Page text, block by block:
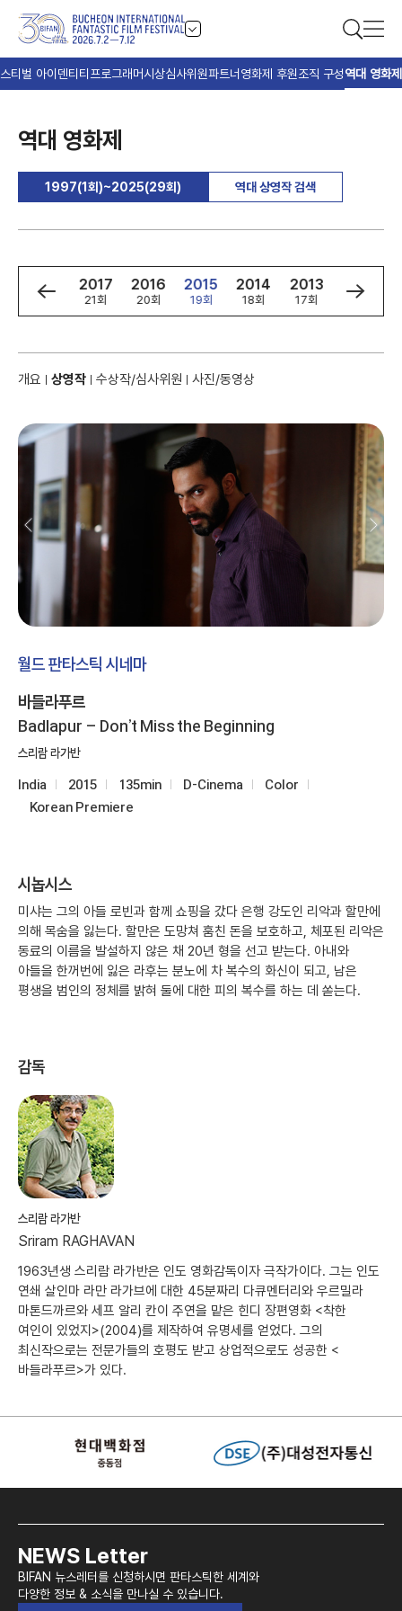
티벌 아이덴티티 프로그래머시상심사위원파트너 영화제 후원조직 구성역대 영화제
역대 영화제
1997(1회)~2025(29회) 역대 상영작 검색
2018
22회
2017
21회
2016
20회
2015
19회
2014
18회
2013
17회
2012
16회
개요 상영작 수상작/심사위원 사진/동영상
월드 판타스틱 시네마
바들라푸르
Badlapur – Don’t Miss the Beginning
스리람 라가반
India 2015 135min D-Cinema
Color
Korean Premiere
시놉시스
미샤는 그의 아들 로빈과 함께 쇼핑을 갔다 은행 강도인 리악과 할만에
의해 목숨을 잃는다. 할만은 도망쳐 훔친 돈을 보호하고, 체포된 리악은
동료의 이름을 발설하지 않은 채 20년 형을 선고 받는다. 아내와
아들을 한꺼번에 잃은 라후는 분노에 차 복수의 화신이 되고, 남은
평생을 범인의 정체를 밝혀 둘에 대한 피의 복수를 하는 데 쏟는다.
감독
스리람 라가반
Sriram RAGHAVAN
1963년생 스리람 라가반은 인도 영화감독이자 극작가이다. 그는 인도
연쇄 살인마 라만 라가브에 대한 45분짜리 다큐멘터리와 우르밀라
마톤드까르와 세프 알리 칸이 주연을 맡은 힌디 장편영화 <착한
여인이 있었지>(2004)를 제작하여 유명세를 얻었다. 그의
최신작으로는 전문가들의 호평도 받고 상업적으로도 성공한 <
바들라푸르>가 있다.
NEWS Letter
BIFAN 뉴스레터를 신청하시면 판타스틱한 세계와
다양한 정보 & 소식을 만나실 수 있습니다.